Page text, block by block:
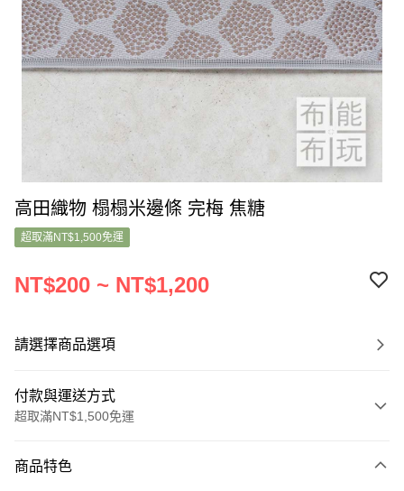
高田織物 榻榻米邊條 完梅 焦糖
超取滿NT$1,500免運
NT$200 ~ NT$1,200
請選擇商品選項
付款與運送方式
超取滿NT$1,500免運
信用卡一次付款
商品特色